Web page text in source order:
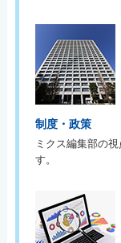
制度・政策
ミクス編集部の
す。